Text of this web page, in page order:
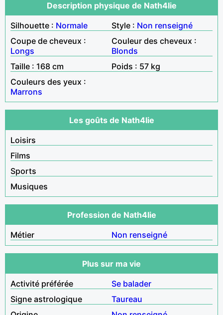
Description physique de Nath4lie
Silhouette : Normale Style : Non renseigné
Coupe de cheveux :
Longs
Couleur des cheveux :
Blonds
Taille : 168 cm
Poids : 57 kg
Couleurs des yeux :
Marrons
Les goûts de Nath4lie
Loisirs
Films
Sports
Musiques
Profession de Nath4lie
Métier
Non renseigné
Plus sur ma vie
Activité préférée
Se balader
Signe astrologique
Taureau